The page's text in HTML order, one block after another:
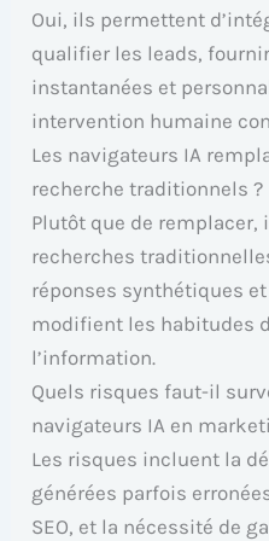
Oui, ils permettent
qualifier les leads,
instantanées et
intervention humaine
Les navigateurs IA
recherche traditionnels ?
Plutôt que de
recherches
réponses synthétiques
modifient les habitudes
l’information.
Quels risques faut-il
navigateurs IA en
Les risques incluent la
générées parfois
SEO, et la nécessité de